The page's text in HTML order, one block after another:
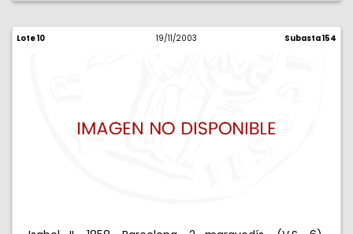
Lote 10 19/11/2003 Subasta 154